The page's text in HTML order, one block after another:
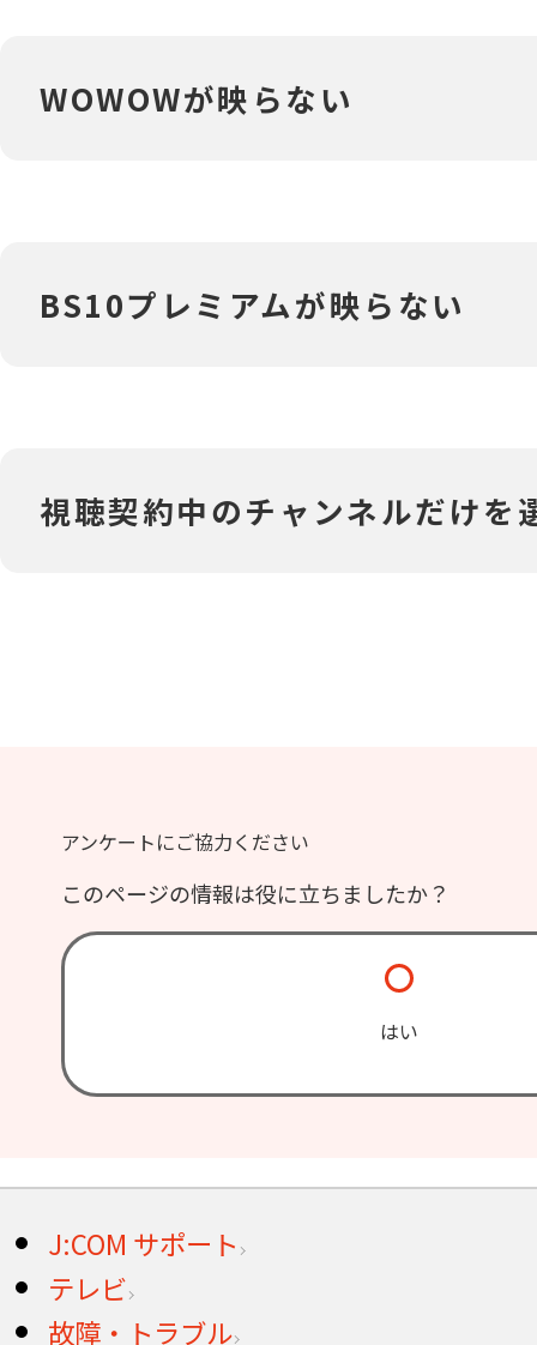
‎WOWOWが映らない
‎BS10プレミアムが映らない
視聴契約中のチャンネルだけを
アンケートにご協力ください
このページの情報は役に立ちましたか？
はい
J:COM サポート
テレビ
故障・トラブル